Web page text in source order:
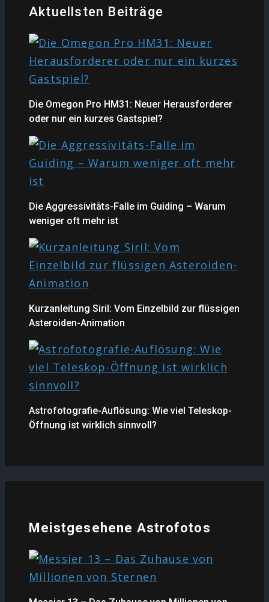
Aktuellsten Beiträge
Die Omegon Pro HM31: Neuer Herausforderer
oder nur ein kurzes Gastspiel?
Die Aggressivitäts-Falle im Guiding – Warum
weniger oft mehr ist
Kurzanleitung Siril: Vom Einzelbild zur flüssigen
Asteroiden-Animation
Astrofotografie-Auflösung: Wie viel Teleskop-
Öffnung ist wirklich sinnvoll?
Meistgesehene Astrofotos